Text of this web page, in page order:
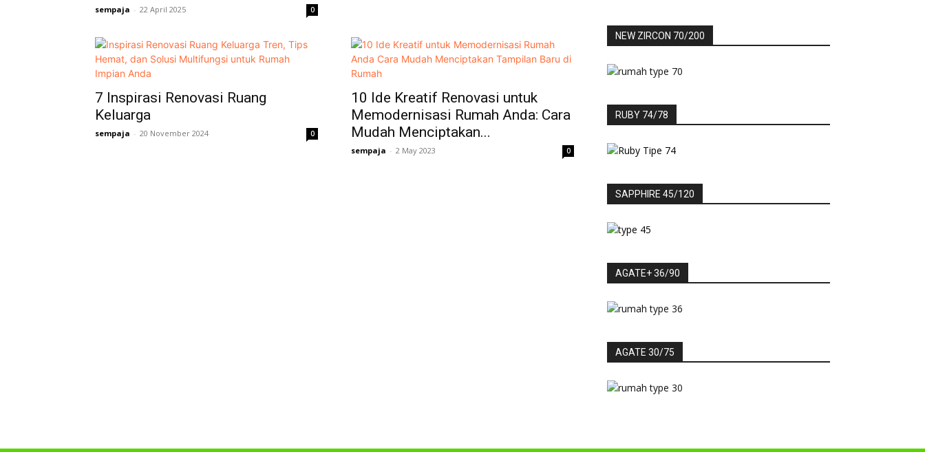
sempaja - 22 April 2025 0
7 Inspirasi Renovasi Ruang
Keluarga
sempaja - 20 November 2024 0
10 Ide Kreatif Renovasi untuk
Memodernisasi Rumah Anda: Cara
Mudah Menciptakan...
sempaja - 2 May 2023 0
NEW ZIRCON 70/200
RUBY 74/78
SAPPHIRE 45/120
AGATE+ 36/90
AGATE 30/75